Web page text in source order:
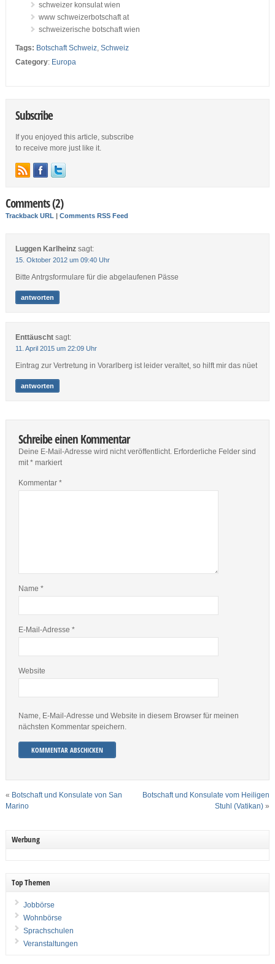
schweizer konsulat wien
www schweizerbotschaft at
schweizerische botschaft wien
Tags: Botschaft Schweiz, Schweiz
Category: Europa
Subscribe
If you enjoyed this article, subscribe
to receive more just like it.
Comments (2)
Trackback URL | Comments RSS Feed
Luggen Karlheinz sagt:
15. Oktober 2012 um 09:40 Uhr
Bitte Antrgsformulare für die abgelaufenen Pässe
antworten
Enttäuscht sagt:
11. April 2015 um 22:09 Uhr
Eintrag zur Vertretung in Vorarlberg ist leider veraltet, so hilft mir das nüet
antworten
Schreibe einen Kommentar
Deine E-Mail-Adresse wird nicht veröffentlicht. Erforderliche Felder sind
mit*markiert
Kommentar *
Name *
E-Mail-Adresse *
Website
Name, E-Mail-Adresse und Website in diesem Browser für meinen
nächsten Kommentar speichern.
« Botschaft und Konsulate von San
Marino
Botschaft und Konsulate vom Heiligen
Stuhl (Vatikan) »
Werbung
Top Themen
Jobbörse
Wohnbörse
Sprachschulen
Veranstaltungen